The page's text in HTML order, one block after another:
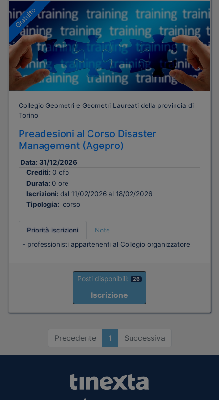
Gratuito
Collegio Geometri e Geometri Laureati della provincia di
Torino
Preadesioni al Corso Disaster
Management (Agepro)
Data: 31/12/2026
Crediti: 0 cfp
Durata: 0 ore
Iscrizioni: dal 11/02/2026 al 18/02/2026
Tipologia: corso
Priorità iscrizioni
Note
- professionisti appartenenti al Collegio organizzatore
Posti disponibili: 26
Iscrizione
Precedente 1 Successiva